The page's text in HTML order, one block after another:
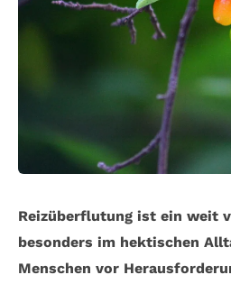
Reizüberflutung ist ein weit
besonders im hektischen
Menschen vor